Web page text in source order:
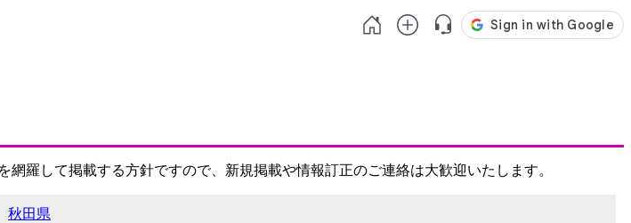
羅して掲載する方針ですので、新規掲載や情報訂正のご連絡は大歓迎いたします。
秋田県